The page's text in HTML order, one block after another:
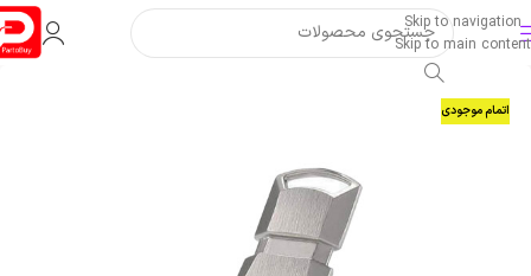
Skip to navigation
Skip to main content
اتمام موجودی